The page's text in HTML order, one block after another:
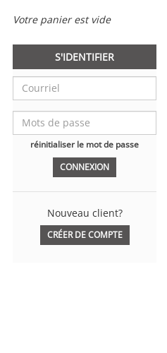
Votre panier est vide
S'IDENTIFIER
réinitialiser le mot de passe
Nouveau client?
CRÉER DE COMPTE